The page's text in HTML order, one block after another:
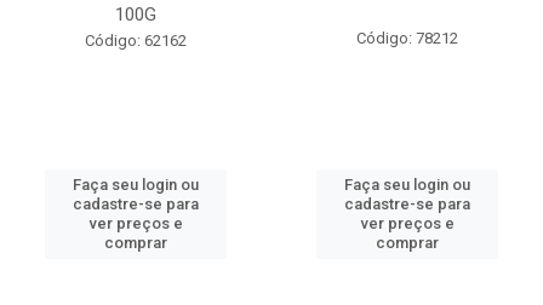
100G
Código: 62162
Faça seu login ou
cadastre-se para
ver preços e
comprar
Código: 78212
Faça seu login ou
cadastre-se para
ver preços e
comprar